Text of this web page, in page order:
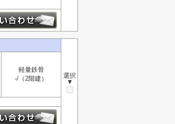
選択
▼
軽量鉄骨
-/（2階建）